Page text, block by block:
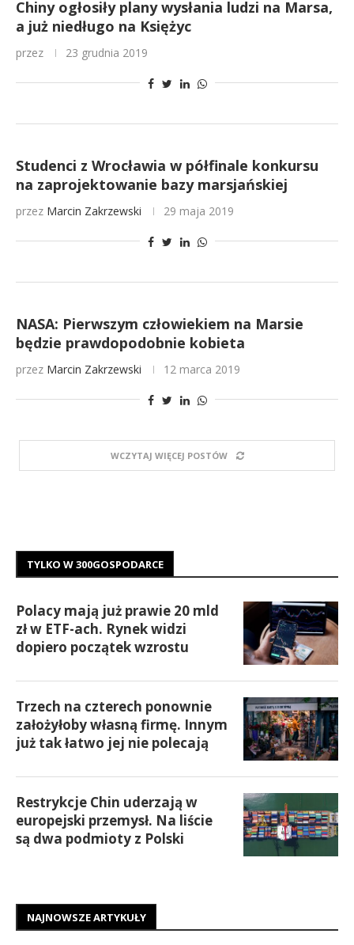
Chiny ogłosiły plany wysłania ludzi na Marsa,
a już niedługo na Księżyc
przez 23 grudnia 2019
Studenci z Wrocławia w półfinale konkursu
na zaprojektowanie bazy marsjańskiej
przez Marcin Zakrzewski 29 maja 2019
NASA: Pierwszym człowiekiem na Marsie
będzie prawdopodobnie kobieta
przez Marcin Zakrzewski 12 marca 2019
WCZYTAJ WIĘCEJ POSTÓW
TYLKO W 300GOSPODARCE
Polacy mają już prawie 20 mld
zł w ETF-ach. Rynek widzi
dopiero początek wzrostu
Trzech na czterech ponownie
założyłoby własną firmę. Innym
już tak łatwo jej nie polecają
Restrykcje Chin uderzają w
europejski przemysł. Na liście
są dwa podmioty z Polski
NAJNOWSZE ARTYKUŁY